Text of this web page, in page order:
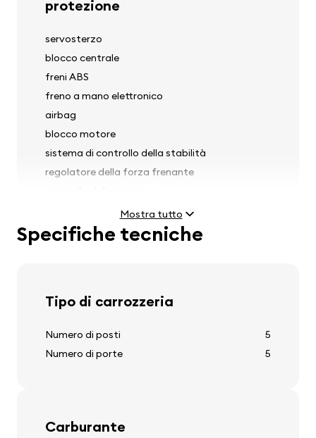
protezione
servosterzo
blocco centrale
freni ABS
freno a mano elettronico
airbag
blocco motore
sistema di controllo della stabilità
regolatore della forza frenante
pre-tensori delle cinture di sicurezza sui sedili
anteriori
sensore della pioggia
fari antinebbia
Mostra tutto
Specifiche tecniche
Tipo di carrozzeria
Numero di posti
5
Numero di porte
5
Carburante